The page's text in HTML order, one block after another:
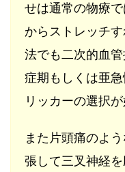
せは通常の物療
からストレッチ
法でも二次的血
症期もしくは亜
リッカーの選択
また片頭痛のよ
張して三叉神経